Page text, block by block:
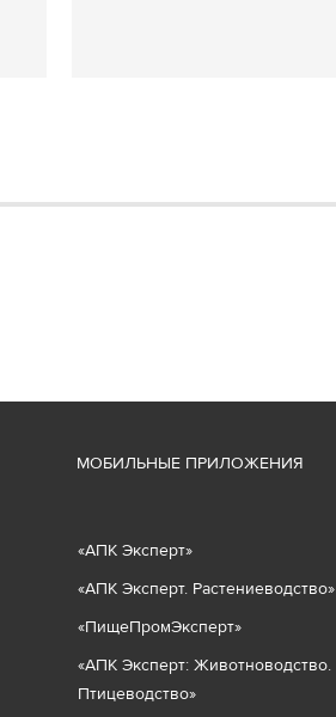
МОБИЛЬНЫЕ ПРИЛОЖЕНИЯ
«АПК Эксперт»
«АПК Эксперт. Растениеводство»
«ПищеПромЭксперт»
«АПК Эксперт: Животноводство.
Птицеводство»